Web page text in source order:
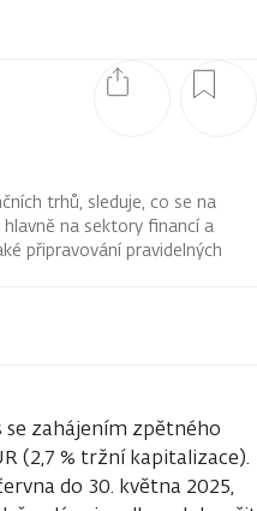
trhů, sleduje, co se na
na sektory financí a
připravování pravidelných
se zahájením zpětného
(2,7 % tržní kapitalizace).
do 30. května 2025,